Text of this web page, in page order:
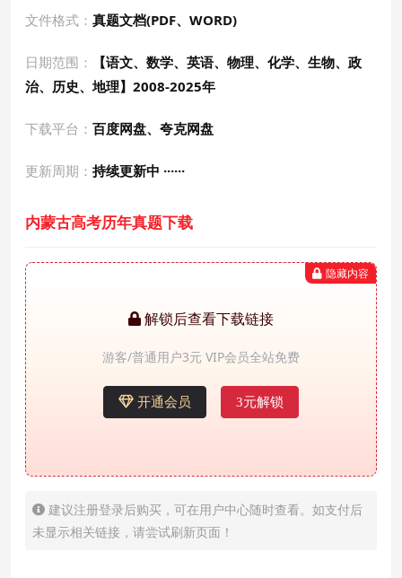
文件格式： 真题文档(PDF、WORD)
日期范围：
【语文、数学、英语、物理、化学、生物、政
治、历史、地理】2008-2025年
下载平台： 百度网盘、夸克网盘
更新周期： 持续更新中 ······
内蒙古高考历年真题下载
隐藏内容
解锁后查看下载链接
游客/普通用户3元 VIP会员全站免费
开通会员 3元解锁
建议注册登录后购买，可在用户中心随时查看。如支付后
未显示相关链接，请尝试刷新页面！